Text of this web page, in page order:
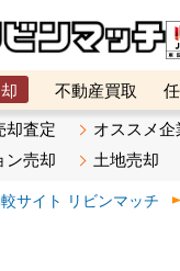
不動産買取
示場
ベスト不動産
却査定 オススメ
ン売却
土地売却
サイト リビンマッチ